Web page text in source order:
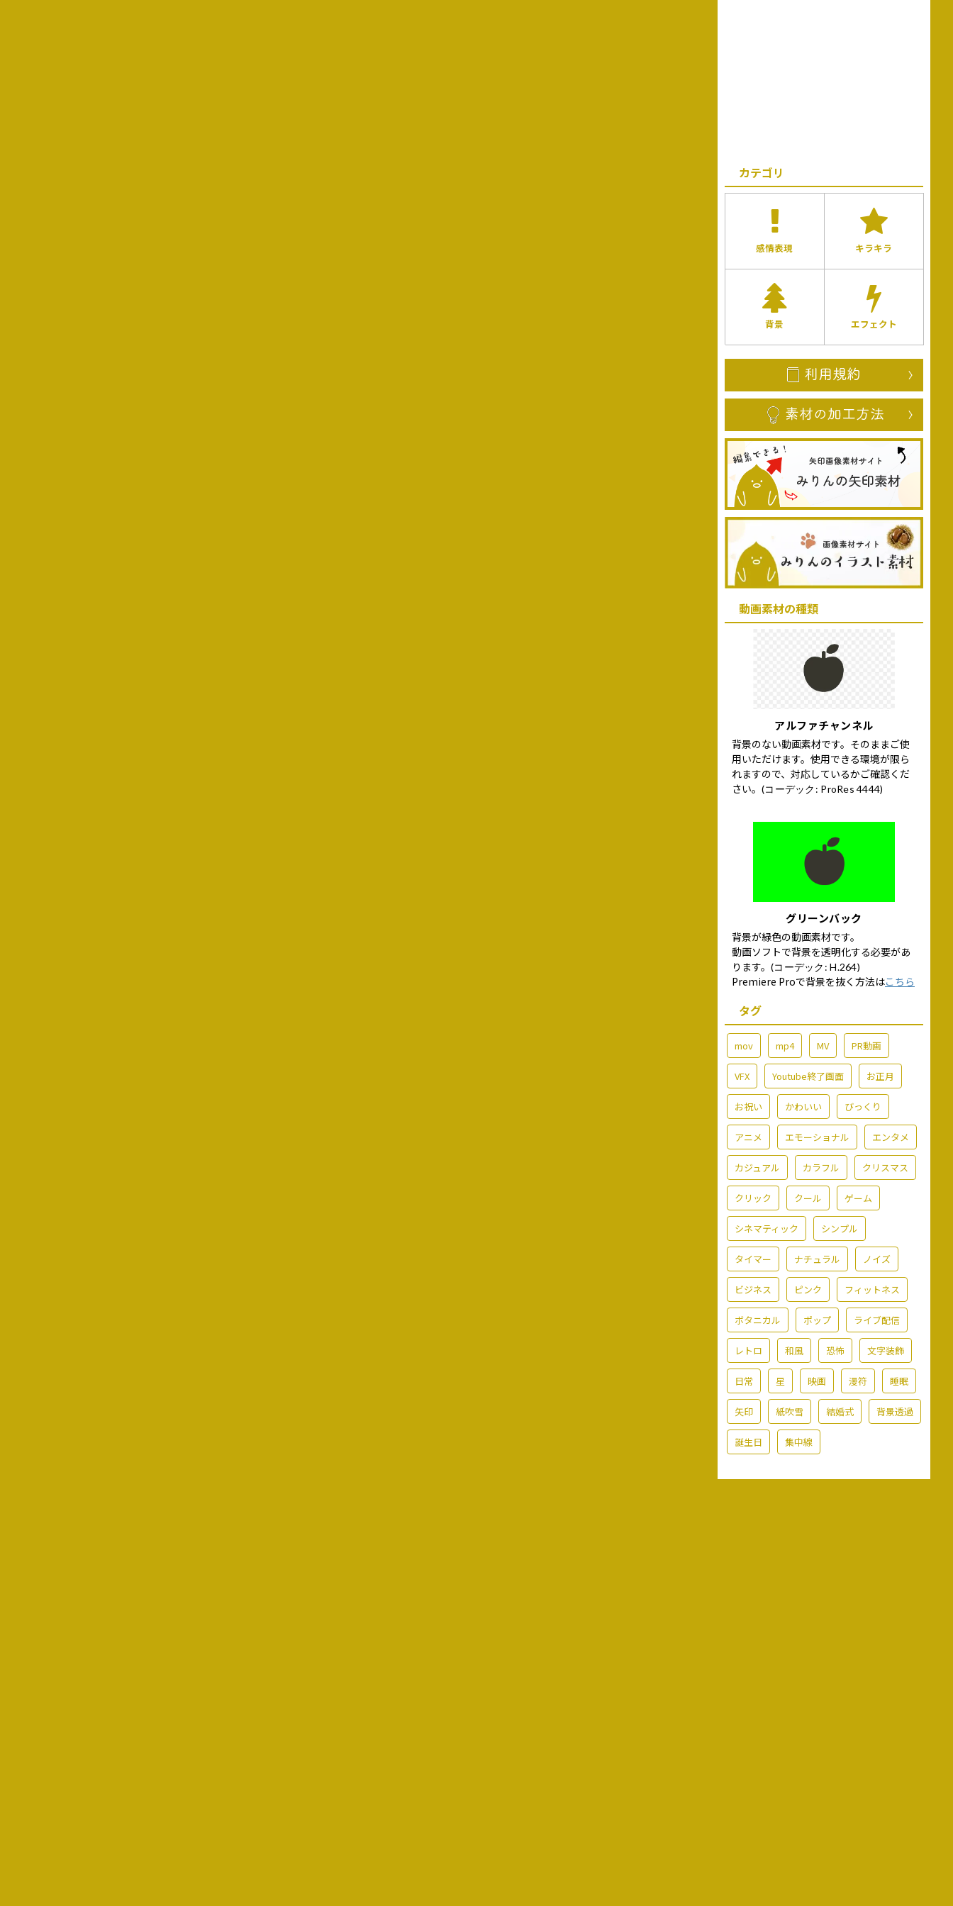
カテゴリ
感情表現 キラキラ
背景 エフェクト
動画素材の種類
アルファチャンネル
背景のない動画素材です。そのままご使
用いただけます。使用できる環境が限ら
れますので、対応しているかご確認くだ
さい。 (コーデック: ProRes 4444)
グリーンバック
背景が緑色の動画素材です。
動画ソフトで背景を透明化する必要があ
ります。 (コーデック: H.264)
Premiere Proで背景を抜く方法はこちら
タグ
mov mp4 MV PR動画
VFX Youtube終了画面 お正月
お祝い かわいい びっくり
アニメ エモーショナル エンタメ
カジュアル カラフル クリスマス
クリック クール ゲーム
シネマティック シンプル
タイマー ナチュラル ノイズ
ビジネス ピンク フィットネス
ボタニカル ポップ ライブ配信
レトロ 和風 恐怖 文字装飾
日常 星 映画 漫符 睡眠
矢印 紙吹雪 結婚式 背景透過
誕生日 集中線